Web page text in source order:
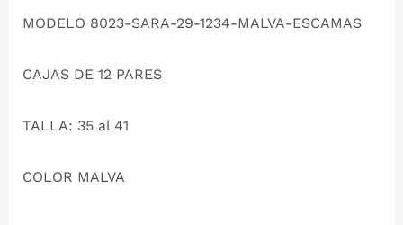
MODELO 8023-SARA-29-1234-MALVA-ESCAMAS
CAJAS DE 12 PARES
TALLA: 35 al 41
COLOR MALVA